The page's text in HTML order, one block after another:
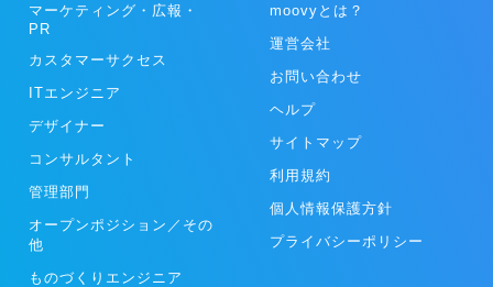
マーケティング・広報・
PR
カスタマーサクセス
ITエンジニア
デザイナー
コンサルタント
管理部門
オープンポジション／その
他
ものづくりエンジニア
moovyとは？
運営会社
お問い合わせ
ヘルプ
サイトマップ
利用規約
個人情報保護方針
プライバシーポリシー